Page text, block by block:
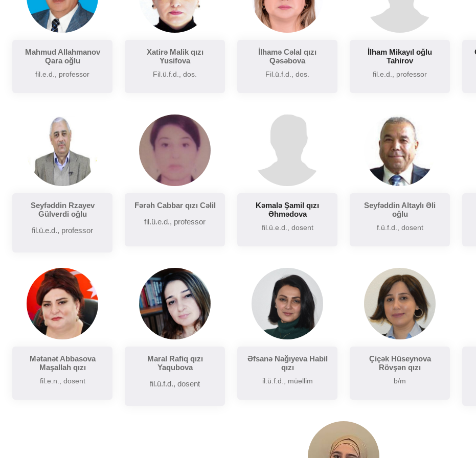
Şərq və Qərb ədəbiyyatının müqayisəli təhlili
Sintaksisin aktual problemləri
Sosial və psixoloji dilçiliyin aktual problemləri
Tarixi poetika
Mahmud Allahmanov
Qara oğlu
fil.e.d., professor
Xatirə Malik qızı
Yusifova
Fil.ü.f.d., dos.
İlhamə Cəlal qızı
Qəsəbova
Fil.ü.f.d., dos.
İlham Mikayıl oğlu
Tahirov
fil.e.d., professor
Seyfəddin Rzayev
Gülverdi oğlu
fil.ü.e.d., professor
Fərəh Cabbar qızı Cəlil
fil.ü.e.d., professor
Kəmalə Şamil qızı
Əhmədova
fil.ü.e.d., dosent
Seyfəddin Altaylı Əli
oğlu
f.ü.f.d., dosent
Mətanət Abbasova
Maşallah qızı
fil.e.n., dosent
Maral Rafiq qızı
Yaqubova
fil.ü.f.d., dosent
Əfsanə Nağıyeva Habil
qızı
il.ü.f.d., müəllim
Çiçək Hüseynova
Rövşən qızı
b/m